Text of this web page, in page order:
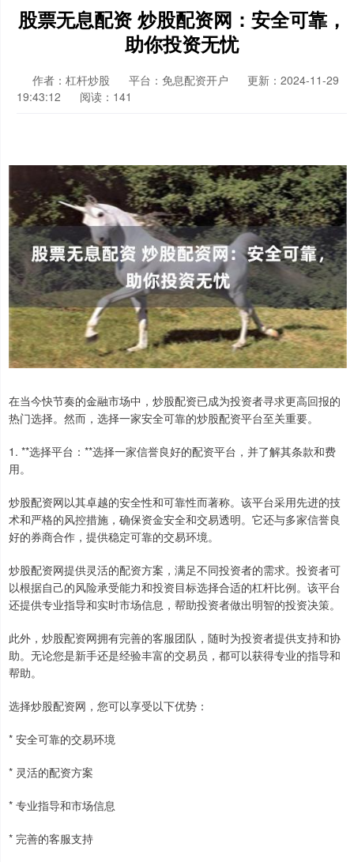
股票无息配资 炒股配资网：安全可靠，
助你投资无忧
作者：杠杆炒股 平台：免息配资开户
更新：2024-11-29
19:43:12
阅读：141
在当今快节奏的金融市场中，炒股配资已成为投资者寻求更高回报的
热门选择。然而，选择一家安全可靠的炒股配资平台至关重要。
1. **选择平台：**选择一家信誉良好的配资平台，并了解其条款和费
用。
炒股配资网以其卓越的安全性和可靠性而著称。该平台采用先进的技
术和严格的风控措施，确保资金安全和交易透明。它还与多家信誉良
好的券商合作，提供稳定可靠的交易环境。
炒股配资网提供灵活的配资方案，满足不同投资者的需求。投资者可
以根据自己的风险承受能力和投资目标选择合适的杠杆比例。该平台
还提供专业指导和实时市场信息，帮助投资者做出明智的投资决策。
此外，炒股配资网拥有完善的客服团队，随时为投资者提供支持和协
助。无论您是新手还是经验丰富的交易员，都可以获得专业的指导和
帮助。
选择炒股配资网，您可以享受以下优势：
* 安全可靠的交易环境
* 灵活的配资方案
* 专业指导和市场信息
* 完善的客服支持